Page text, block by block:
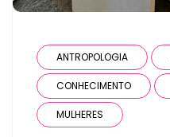
ANTROPOLOGIA
CONHECIMENTO
MULHERES